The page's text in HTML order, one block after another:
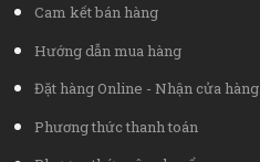
Cam kết bán hàng
Hướng dẫn mua hàng
Đặt hàng Online - Nhận cửa hàng
Phương thức thanh toán